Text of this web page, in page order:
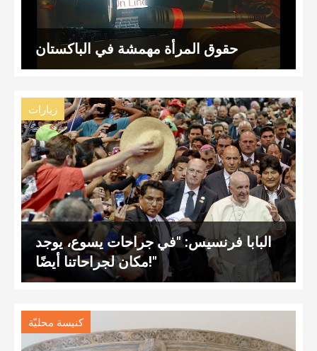
حقوق المرأة مهمشة في الباكستان
زيارات
البابا فرنسيس: "في جراحات يسوع، يوجد
مكان لجراحاتنا أيضًا!"
كنيسة محليّة